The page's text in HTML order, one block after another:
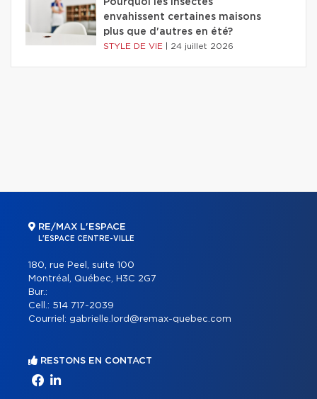
Pourquoi les insectes
envahissent certaines maisons
plus que d'autres en été?
STYLE DE VIE 24 juillet 2026
RE/MAX L'ESPACE
L'ESPACE CENTRE-VILLE
180, rue Peel, suite 100
Montréal, Québec, H3C 2G7
Bur.:
Cell.: 514 717-2039
Courriel: gabrielle.lord@remax-quebec.com
RESTONS EN CONTACT